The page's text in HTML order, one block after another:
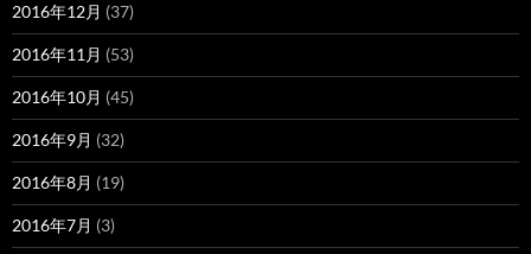
2016年12月 (37)
2016年11月 (53)
2016年10月 (45)
2016年9月 (32)
2016年8月 (19)
2016年7月 (3)